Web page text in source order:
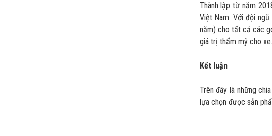
Thành lập từ năm
Việt Nam. Với đội
năm) cho tất cả các
giá trị thẩm mỹ cho xe.
Kết luận
Trên đây là những
lựa chọn được sản